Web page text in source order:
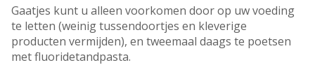
Gaatjes kunt u alleen voorkomen door op uw voeding
te letten (weinig tussendoortjes en kleverige
producten vermijden), en tweemaal daags te poetsen
met fluoridetandpasta.